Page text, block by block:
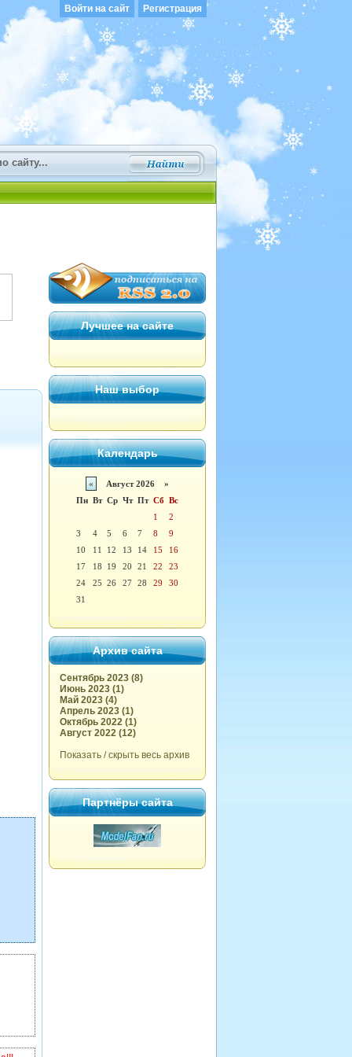
Войти на сайт Регистрация
Лучшее на сайте
Наш выбор
Календарь
«
Август 2026 »
Пн Вт Ср Чт Пт Сб Вс
1
2
3
4 5 6 7 8
9
10
11 12 13 14 15
16
17
18 19 20 21 22
23
24
25 26 27 28 29
30
31
Архив сайта
Сентябрь 2023 (8)
Июнь 2023 (1)
Май 2023 (4)
Апрель 2023 (1)
Октябрь 2022 (1)
Август 2022 (12)
Показать / скрыть весь архив
Партнёры сайта